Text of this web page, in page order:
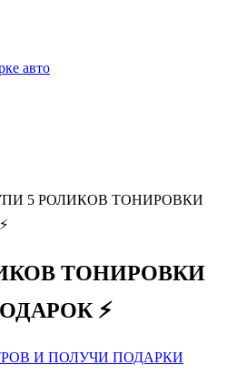
авто
5 РОЛИКОВ ТОНИРОВКИ
ТОНИРОВКИ
⚡️
И ПОЛУЧИ ПОДАРКИ